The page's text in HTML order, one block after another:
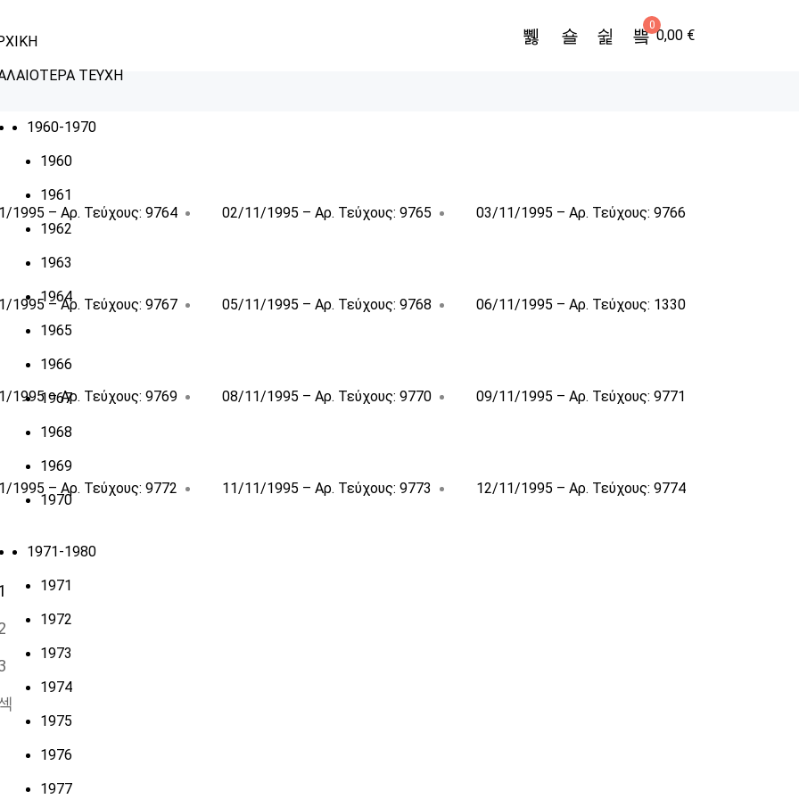
ΤΕΥΧΗ
1960-1970
1960
1961
1962
1963
1964
1965
1966
1967
1968
1969
1970
1971-1980
1971
1972
1973
1974
1975
1976
1977
0
0,00 €
1995 – Αρ. Τεύχους: 9764 02/11/1995 – Αρ. Τεύχους: 9765 03/11/1995 – Αρ. Τεύχους: 9766
1995 – Αρ. Τεύχους: 9767 05/11/1995 – Αρ. Τεύχους: 9768 06/11/1995 – Αρ. Τεύχους: 1330
1995 – Αρ. Τεύχους: 9769 08/11/1995 – Αρ. Τεύχους: 9770 09/11/1995 – Αρ. Τεύχους: 9771
1995 – Αρ. Τεύχους: 9772 11/11/1995 – Αρ. Τεύχους: 9773 12/11/1995 – Αρ. Τεύχους: 9774